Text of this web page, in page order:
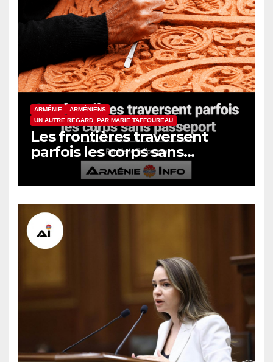
ARMÉNIE
ARMÉNIENS
UN AUTRE REGARD, PAR MARIE TAFFOUREAU
Les frontières traversent
parfois les corps sans
passeport